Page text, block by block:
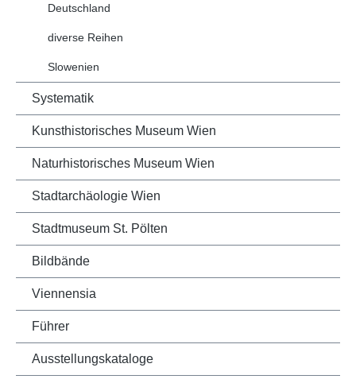
Deutschland
diverse Reihen
Slowenien
Systematik
Kunsthistorisches Museum Wien
Naturhistorisches Museum Wien
Stadtarchäologie Wien
Stadtmuseum St. Pölten
Bildbände
Viennensia
Führer
Ausstellungskataloge